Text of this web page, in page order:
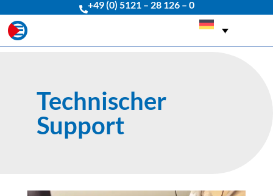
+49 (0) 5121 – 28 126 – 0
Technischer
Support